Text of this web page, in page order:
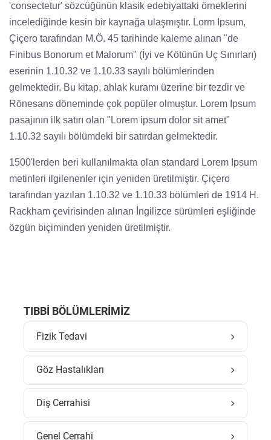
'consectetur' sözcüğünün klasik edebiyattaki örneklerini
incelediğinde kesin bir kaynağa ulaşmıştır. Lorm Ipsum,
Çiçero tarafından M.Ö. 45 tarihinde kaleme alınan "de
Finibus Bonorum et Malorum" (İyi ve Kötünün Uç Sınırları)
eserinin 1.10.32 ve 1.10.33 sayılı bölümlerinden
gelmektedir. Bu kitap, ahlak kuramı üzerine bir tezdir ve
Rönesans döneminde çok popüler olmuştur. Lorem Ipsum
pasajının ilk satırı olan "Lorem ipsum dolor sit amet"
1.10.32 sayılı bölümdeki bir satırdan gelmektedir.
1500'lerden beri kullanılmakta olan standard Lorem Ipsum
metinleri ilgilenenler için yeniden üretilmiştir. Çiçero
tarafından yazılan 1.10.32 ve 1.10.33 bölümleri de 1914 H.
Rackham çevirisinden alınan İngilizce sürümleri eşliğinde
özgün biçiminden yeniden üretilmiştir.
TIBBI BÖLÜMLERIMIZ
Fizik Tedavi
Göz Hastalıkları
Diş Cerrahisi
Genel Cerrahi